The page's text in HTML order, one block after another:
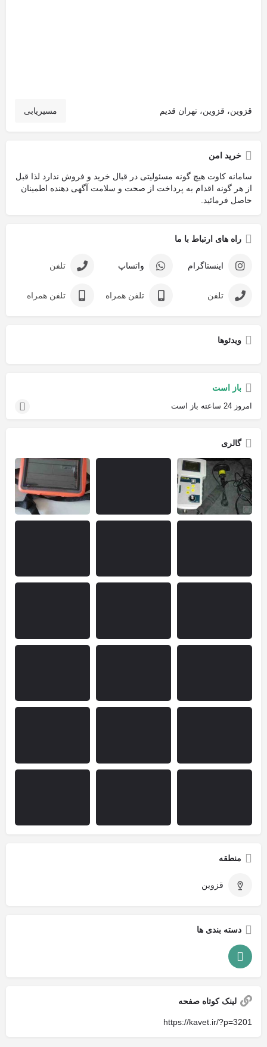
قزوین، قزوین، تهران قدیم مسیریابی
خرید امن
سامانه کاوت هیچ گونه مسئولیتی در قبال خرید و فروش ندارد لذا قبل
از هر گونه اقدام به پرداخت از صحت و سلامت آگهی دهنده اطمینان
حاصل فرمائید.
راه های ارتباط با ما
اینستاگرام واتساپ تلفن
تلفن تلفن همراه تلفن همراه
ویدئوها
باز است
امروز 24 ساعته باز است
گالری
منطقه
قزوین
دسته بندی ها
لینک کوتاه صفحه
https://kavet.ir/?p=3201